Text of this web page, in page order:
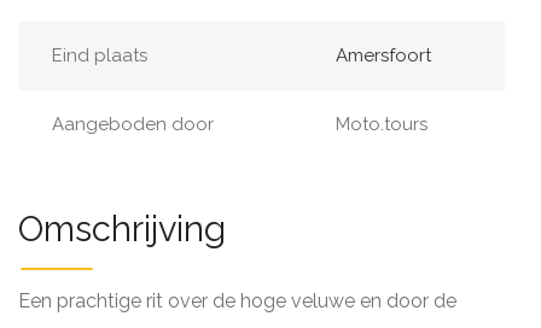
Eind plaats Amersfoort
Aangeboden door Moto.tours
Omschrijving
Een prachtige rit over de hoge veluwe en door de